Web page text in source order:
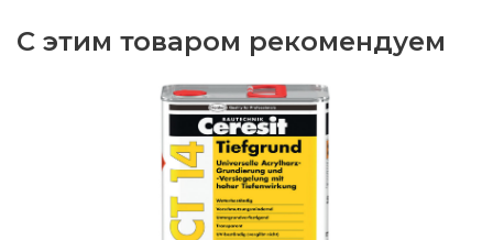
С этим товаром рекомендуем